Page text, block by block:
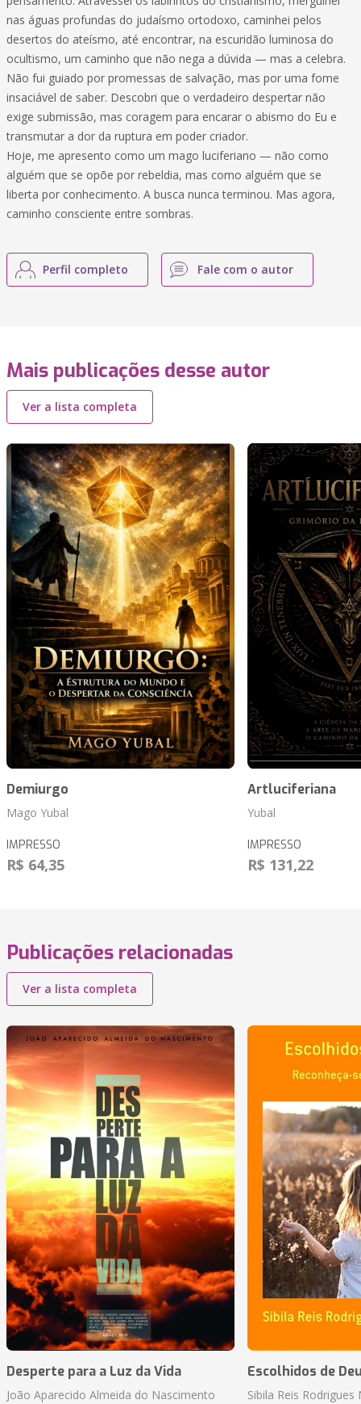
nas águas profundas do judaísmo ortodoxo, caminhei pelos
desertos do ateísmo, até encontrar, na escuridão luminosa do
ocultismo, um caminho que não nega a dúvida — mas a celebra.
Não fui guiado por promessas de salvação, mas por uma fome
insaciável de saber. Descobri que o verdadeiro despertar não
exige submissão, mas coragem para encarar o abismo do Eu e
transmutar a dor da ruptura em poder criador.
Hoje, me apresento como um mago luciferiano — não como
alguém que se opõe por rebeldia, mas como alguém que se
liberta por conhecimento. A busca nunca terminou. Mas agora,
caminho consciente entre sombras.
Perfil completo Fale com o autor
Mais publicações desse autor
Ver a lista completa
Demiurgo
Mago Yubal
IMPRESSO
R$ 64,35
Artluciferiana
Yubal
IMPRESSO
R$ 131,22
Publicações relacionadas
Ver a lista completa
Desperte para a Luz da Vida
João Aparecido Almeida do Nascimento
Escolhidos de
Sibila Reis